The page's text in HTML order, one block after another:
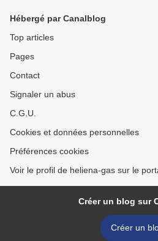
Hébergé par Canalblog
Top articles
Pages
Contact
Signaler un abus
C.G.U.
Cookies et données personnelles
Préférences cookies
Voir le profil de heliena-gas sur le
Créer un blog sur
Créer un